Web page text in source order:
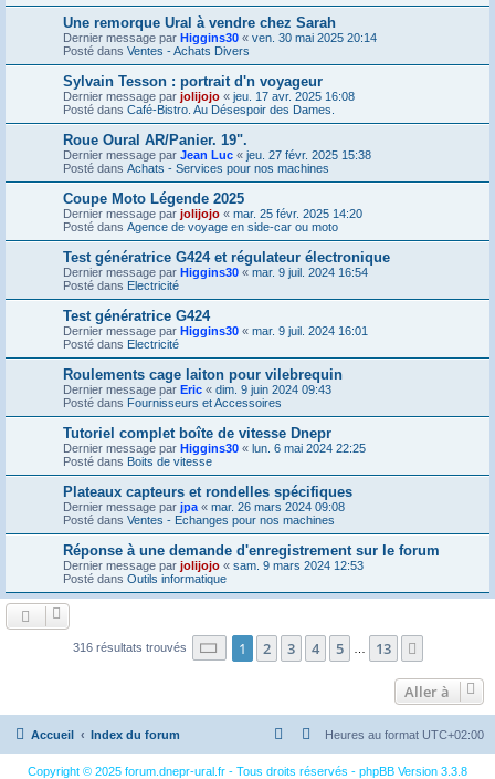
Une remorque Ural à vendre chez Sarah
Dernier message par Higgins30 « ven. 30 mai 2025 20:14
Posté dans Ventes - Achats Divers
Sylvain Tesson : portrait d'n voyageur
Dernier message par jolijojo « jeu. 17 avr. 2025 16:08
Posté dans Café-Bistro. Au Désespoir des Dames.
Roue Oural AR/Panier. 19".
Dernier message par Jean Luc « jeu. 27 févr. 2025 15:38
Posté dans Achats - Services pour nos machines
Coupe Moto Légende 2025
Dernier message par jolijojo « mar. 25 févr. 2025 14:20
Posté dans Agence de voyage en side-car ou moto
Test génératrice G424 et régulateur électronique
Dernier message par Higgins30 « mar. 9 juil. 2024 16:54
Posté dans Electricité
Test génératrice G424
Dernier message par Higgins30 « mar. 9 juil. 2024 16:01
Posté dans Electricité
Roulements cage laiton pour vilebrequin
Dernier message par Eric « dim. 9 juin 2024 09:43
Posté dans Fournisseurs et Accessoires
Tutoriel complet boîte de vitesse Dnepr
Dernier message par Higgins30 « lun. 6 mai 2024 22:25
Posté dans Boits de vitesse
Plateaux capteurs et rondelles spécifiques
Dernier message par jpa « mar. 26 mars 2024 09:08
Posté dans Ventes - Echanges pour nos machines
Réponse à une demande d'enregistrement sur le forum
Dernier message par jolijojo « sam. 9 mars 2024 12:53
Posté dans Outils informatique
316 résultats trouvés Page 1sur13
1 2 3 4 5 13
Aller à
Accueil Index du forum Heures au format UTC+02:00
Copyright © 2025 forum.dnepr-ural.fr - Tous droits réservés - phpBB Version 3.3.8